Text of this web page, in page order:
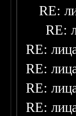
RE:
RE:
RE:
RE:
RE:
RE: